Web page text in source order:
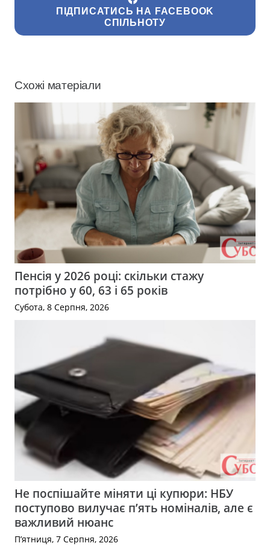
ПІДПИСАТИСЬ НА FACEBOOK
СПІЛЬНОТУ
Схожі матеріали
Пенсія у 2026 році: скільки стажу
потрібно у 60, 63 і 65 років
Субота, 8 Серпня, 2026
Не поспішайте міняти ці купюри: НБУ
поступово вилучає п’ять номіналів, але є
важливий нюанс
П’ятниця, 7 Серпня, 2026